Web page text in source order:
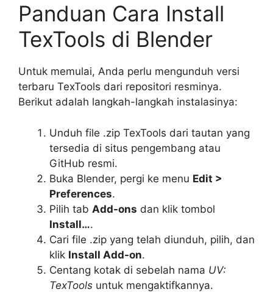
Panduan Cara Install
TexTools di Blender
Untuk memulai, Anda perlu mengunduh versi
terbaru TexTools dari repositori resminya.
Berikut adalah langkah-langkah instalasinya:
Unduh file .zip TexTools dari tautan yang
tersedia di situs pengembang atau
GitHub resmi.
Buka Blender, pergi ke menu Edit >
Preferences.
Pilih tab Add-ons dan klik tombol
Install….
Cari file .zip yang telah diunduh, pilih, dan
klik Install Add-on.
Centang kotak di sebelah nama UV:
TexTools untuk mengaktifkannya.